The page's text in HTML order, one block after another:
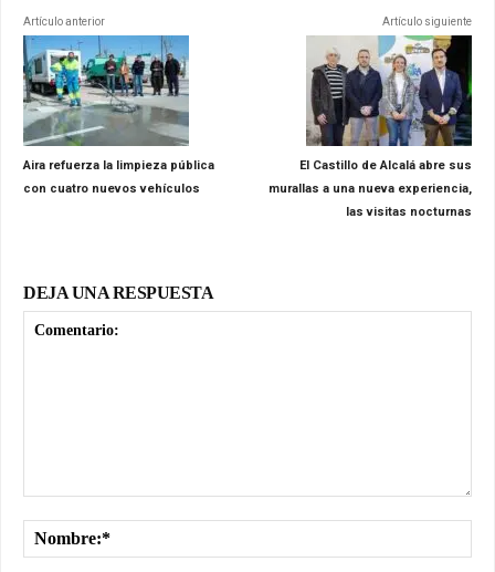
Artículo anterior
Aira refuerza la limpieza pública
con cuatro nuevos vehículos
Artículo siguiente
El Castillo de Alcalá abre sus
murallas a una nueva experiencia,
las visitas nocturnas
DEJA UNA RESPUESTA